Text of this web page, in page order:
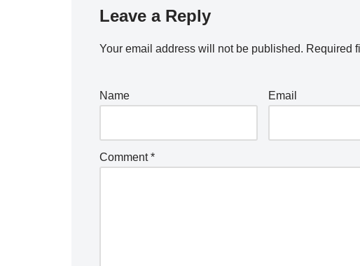
Leave a Reply
Your email address will not be published. Required
Name Email
Comment*